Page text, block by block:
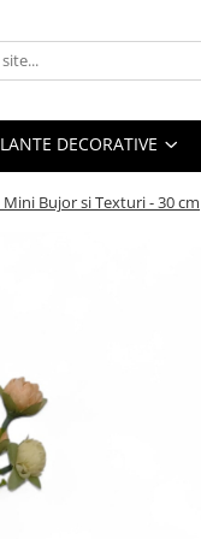
DECORATIVE
Bujor si Texturi - 30 cm